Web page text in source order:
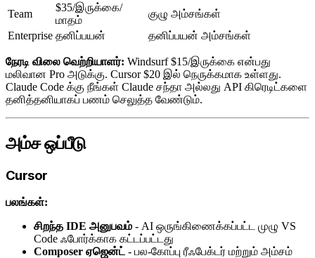
Team
$35/இருக்கை/
மாதம்
குழு அம்சங்கள்
Enterprise தனிப்பயன் தனிப்பயன் அம்சங்கள்
நேரடி விலை வெற்றியாளர்: Windsurf $15/இருக்கை என்பது
மலிவான Pro அடுக்கு. Cursor $20 இல் நெருக்கமாக உள்ளது.
Claude Code க்கு நீங்கள் Claude சந்தா அல்லது API கிரெடிட்களை
தனித்தனியாகப் பணம் செலுத்த வேண்டும்.
அம்ச ஒப்பீடு
Cursor
பலங்கள்:
சிறந்த IDE அனுபவம் - AI ஒருங்கிணைக்கப்பட்ட முழு VS
Code ஃபோர்க்காக கட்டப்பட்டது
Composer ஏஜென்ட் - பல-கோப்பு ரீஃபேக்டர் மற்றும் அம்சம்